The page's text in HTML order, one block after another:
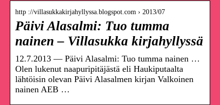
http ://villasukkakirjahyllyssa.blogspot.com › 2013/07
Päivi Alasalmi: Tuo tumma
nainen – Villasukka kirjahyllyssä
12.7.2013 — Päivi Alasalmi: Tuo tumma nainen …
Olen lukenut naapuripitäjästä eli Haukiputaalta
lähtöisin olevan Päivi Alasalmen kirjan Valkoinen
nainen AEB …